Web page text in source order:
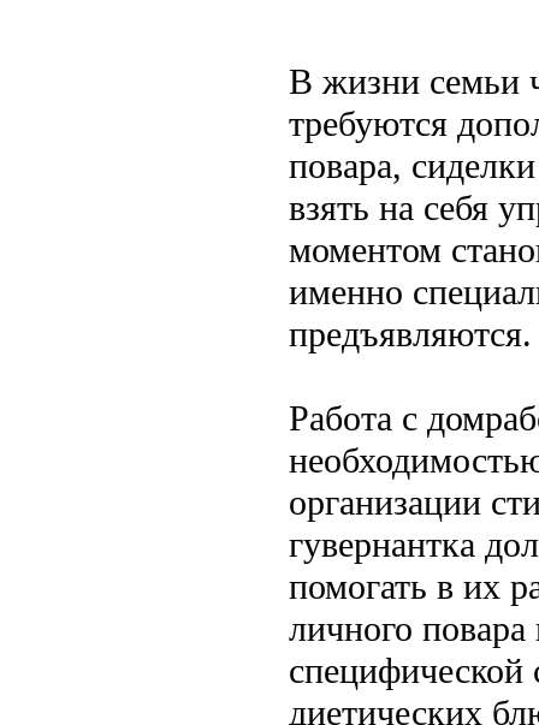
В жизни семьи
требуются
повара,
взять на себя
моментом
именно
предъявляются.
Работа с
организации
гувернантка
помогать в их
личного
диетических